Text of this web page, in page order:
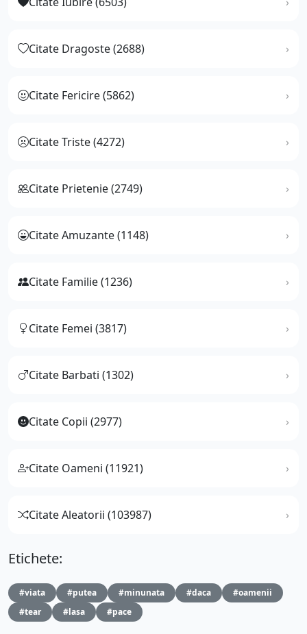
Citate Dragoste (2688)
Citate Fericire (5862)
Citate Triste (4272)
Citate Prietenie (2749)
Citate Amuzante (1148)
Citate Familie (1236)
Citate Femei (3817)
Citate Barbati (1302)
Citate Copii (2977)
Citate Oameni (11921)
Citate Aleatorii (103987)
Etichete:
#viata #putea #minunata #daca
#oamenii
#tear
#lasa #pace